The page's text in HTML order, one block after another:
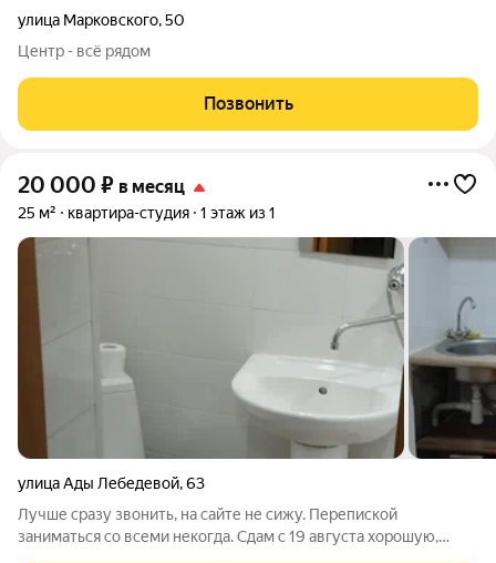
улица Марковского,50
Центр - всё рядом
Позвонить
20 000 ₽ в месяц
25 м² квартира-студия 1 этаж из 1
улица Ады Лебедевой,63
Лучше сразу звонить, на сайте не сижу. Перепиской
заниматься со всеми некогда. Сдам с 19 августа хорошую,